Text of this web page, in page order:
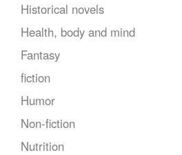
Historical novels
Health, body and mind
Fantasy
fiction
Humor
Non-fiction
Nutrition